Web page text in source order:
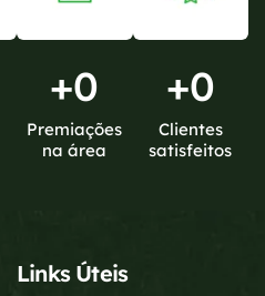
+0
Premiações
na área
+0
Clientes
satisfeitos
Links Úteis